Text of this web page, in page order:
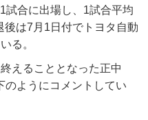
試合に出場し、1試合平均
は7月1日付でトヨタ自動
る。
えることとなった正中
のようにコメントしてい